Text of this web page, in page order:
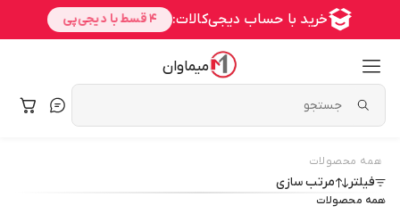
میماوان
همه محصولات
فیلتر مرتب سازی
همه محصولات